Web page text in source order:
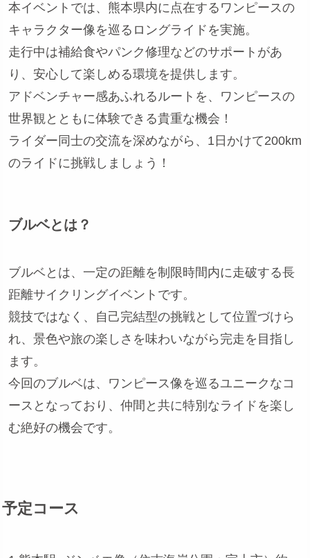
本イベントでは、熊本県内に点在するワンピースの
キャラクター像を巡るロングライドを実施。
走行中は補給食やパンク修理などのサポートがあ
り、安心して楽しめる環境を提供します。
アドベンチャー感あふれるルートを、ワンピースの
世界観とともに体験できる貴重な機会！
ライダー同士の交流を深めながら、1日かけて200km
のライドに挑戦しましょう！
ブルベとは？
ブルベとは、一定の距離を制限時間内に走破する長
距離サイクリングイベントです。
競技ではなく、自己完結型の挑戦として位置づけら
れ、景色や旅の楽しさを味わいながら完走を目指し
ます。
今回のブルベは、ワンピース像を巡るユニークなコ
ースとなっており、仲間と共に特別なライドを楽し
む絶好の機会です。
予定コース